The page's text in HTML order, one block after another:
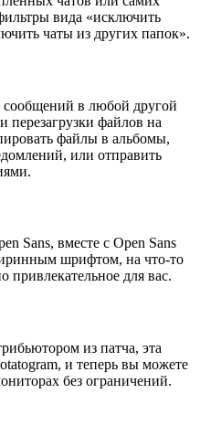
вида «исключить
чаты из других папок».
в любой другой
перезагрузки файлов на
файлы в альбомы,
или отправить
Sans, вместе с Open Sans
шрифтом, на что-то
привлекательное для вас.
из патча, эта
и теперь вы можете
без ограничений.